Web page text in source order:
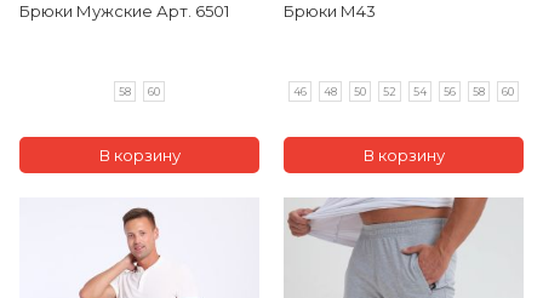
Брюки Мужские Арт. 6501
58 60
Брюки М43
46 48 50 52 54 56 58 60